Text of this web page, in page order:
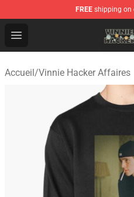
FREE shipping on
Open menu
Vinnie Hacker Store -
Accueil/Vinnie Hacker Affaires